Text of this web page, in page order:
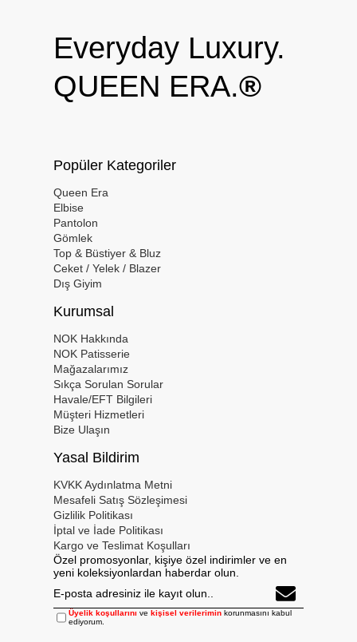
Everyday Luxury.
QUEEN ERA.®
Popüler Kategoriler
Queen Era
Elbise
Pantolon
Gömlek
Top & Büstiyer & Bluz
Ceket / Yelek / Blazer
Dış Giyim
Kurumsal
NOK Hakkında
NOK Patisserie
Mağazalarımız
Sıkça Sorulan Sorular
Havale/EFT Bilgileri
Müşteri Hizmetleri
Bize Ulaşın
Yasal Bildirim
KVKK Aydınlatma Metni
Mesafeli Satış Sözleşimesi
Gizlilik Politikası
İptal ve İade Politikası
Kargo ve Teslimat Koşulları
Özel promosyonlar, kişiye özel indirimler ve en
yeni koleksiyonlardan haberdar olun.
Üyelik koşullarını vekişisel verilerimin korunmasını kabul
ediyorum.